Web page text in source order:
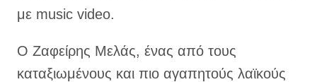
με music video.
Ο Ζαφείρης Μελάς, ένας από τους
καταξιωμένους και πιο αγαπητούς λαϊκούς